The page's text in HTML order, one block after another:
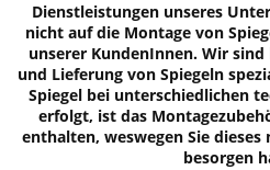
Dienstleistungen unseres
nicht auf die Montage von
unserer KundenInnen. Wir
und Lieferung von Spiegeln
Spiegel bei unterschiedlichen
erfolgt, ist das
enthalten, weswegen Sie dieses
besorgen